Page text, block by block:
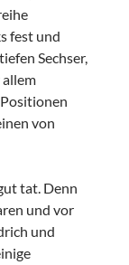
fest und
Sechser,
von
tat. Denn
und vor
und